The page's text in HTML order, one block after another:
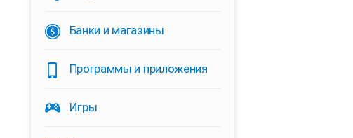
Банки и магазины
Программы и приложения
Игры